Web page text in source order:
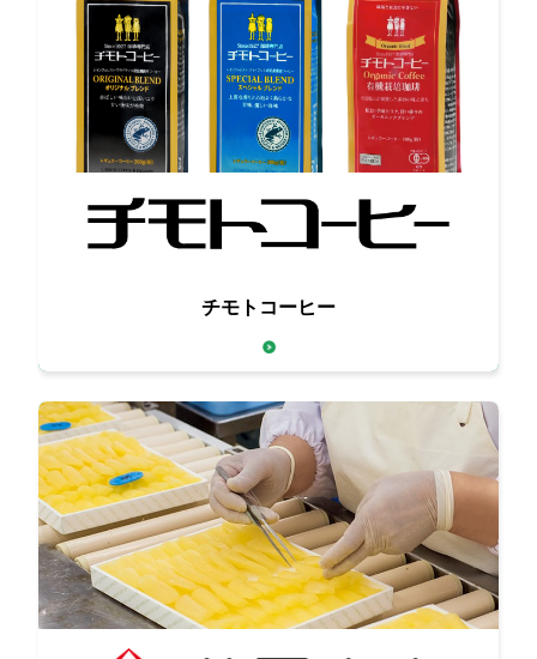
百年珈琲
～創業1927年の老舗珈琲メーカー～
チモトコーヒー